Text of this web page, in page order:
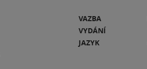
VAZBA
VYDÁNÍ
JAZYK